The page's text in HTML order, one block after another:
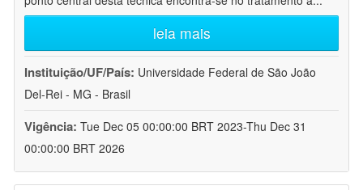
leia mais
Instituição/UF/País: Universidade Federal de São João
Del-Rei - MG - Brasil
Vigência: Tue Dec 05 00:00:00 BRT 2023-Thu Dec 31
00:00:00 BRT 2026